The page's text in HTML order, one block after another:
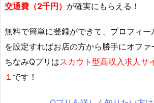
交通費（2千円） が確実にもらえる！
無料で簡単に登録ができて、プロフィ
を設定すればお店の方から勝手にオファ
ちなみQプリはスカウト型高収入求人サ
１ です！